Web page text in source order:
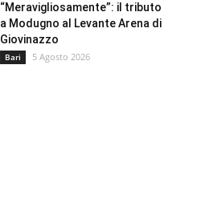
“Meravigliosamente”: il tributo
a Modugno al Levante Arena di
Giovinazzo
Bari 5 Agosto 2026